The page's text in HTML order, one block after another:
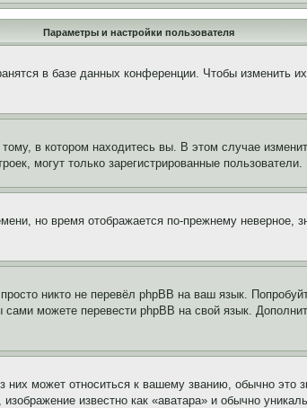
Параметры и настройки пользователя
в базе данных конференции. Чтобы изменить
в котором находитесь вы. В этом случае
могут только зарегистрированные
но время отображается по-прежнему неверное,
никто не перевёл phpBB на ваш язык.
сами можете перевести phpBB на свой язык.
может относиться к вашему званию, обычно это
известно как «аватара» и обычно